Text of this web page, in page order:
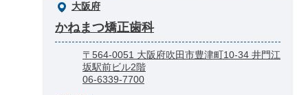
大阪府
かねまつ矯正歯科
〒564-0051 大阪府吹田市豊津町10-34 井門江
坂駅前ビル2階
06-6339-7700